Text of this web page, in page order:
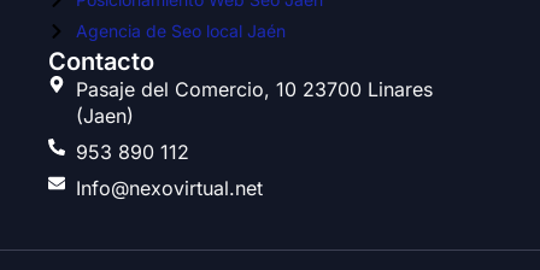
Agencia de Seo local Jaén
Contacto
Pasaje del Comercio, 10 23700 Linares
(Jaen)
953 890 112
Info@nexovirtual.net